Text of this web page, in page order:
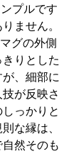
プルです
ません。
グの外側
りとした
、細部に
が反映さ
っかりと
な縁は、
然そのも